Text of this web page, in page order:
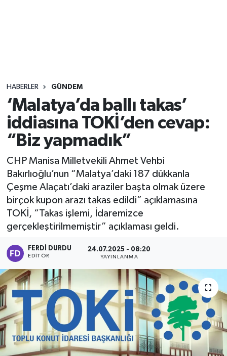
HABERLER GÜNDEM
‘Malatya’da ballı takas’
iddiasına TOKİ’den cevap:
“Biz yapmadık”
CHP Manisa Milletvekili Ahmet Vehbi
Bakırlıoğlu’nun “Malatya’daki 187 dükkanla
Çeşme Alaçatı’daki araziler başta olmak üzere
birçok kupon arazı takas edildi” açıklamasına
TOKİ, “Takas işlemi, İdaremizce
gerçekleştirilmemiştir” açıklaması geldi.
FERDI DURDU
EDITÖR
24.07.2025 - 08:20
YAYINLANMA
Yaşam